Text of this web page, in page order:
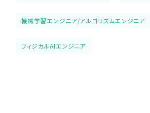
機械学習エンジニア/アルゴリズムエンジニア
フィジカルAIエンジニア